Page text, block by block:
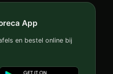
App
en bestel online bij